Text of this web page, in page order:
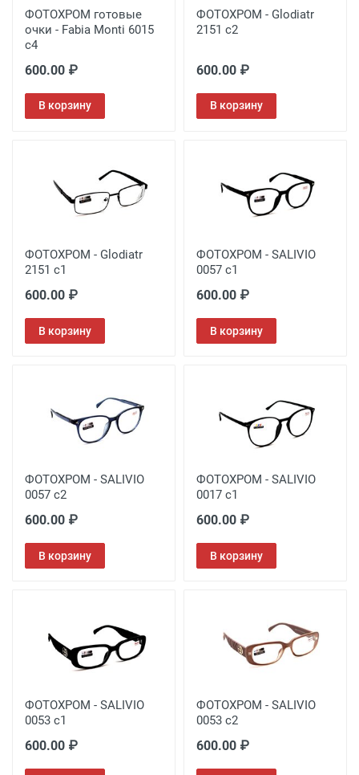
ФОТОХРОМ готовые
очки - Fabia Monti 6015
с4
600.00 ₽
В корзину
ФОТОХРОМ - Glodiatr
2151 c2
600.00 ₽
В корзину
ФОТОХРОМ - Glodiatr
2151 c1
600.00 ₽
В корзину
ФОТОХРОМ - SALIVIO
0057 c1
600.00 ₽
В корзину
ФОТОХРОМ - SALIVIO
0057 c2
600.00 ₽
В корзину
ФОТОХРОМ - SALIVIO
0017 c1
600.00 ₽
В корзину
ФОТОХРОМ - SALIVIO
0053 c1
600.00 ₽
ФОТОХРОМ - SALIVIO
0053 c2
600.00 ₽